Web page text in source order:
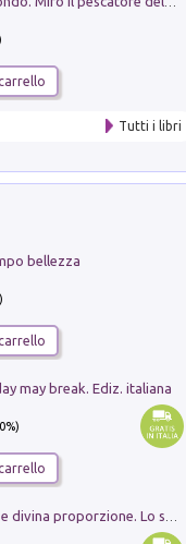
Tutti i libri
bellezza
may break. Ediz. italiana